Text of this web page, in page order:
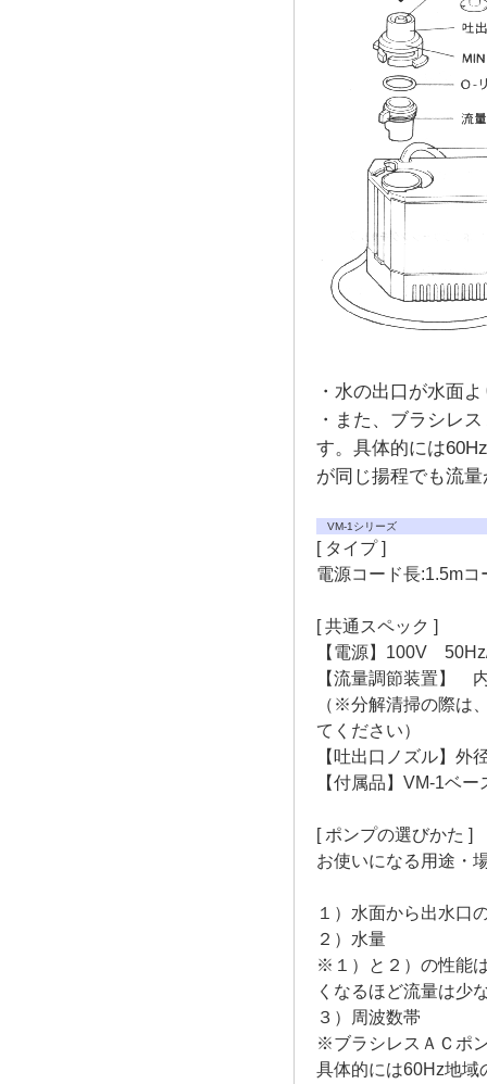
・水の出口が水面
・また、ブラシレ
す。具体的には
が同じ揚程でも流
VM-1シリーズ
[ タイプ ]
電源コード長
[ 共通スペック ]
【電源】100V
【流量調節装置】
（※分解清掃の際は
てください）
【吐出口ノズル】外
【付属品】VM-1ベ
[ ポンプの選びかた ]
お使いになる用途・
１）水面から出水口
２）水量
※１）と２）の性能
くなるほど流量は少
３）周波数帯
※ブラシレスＡＣポ
具体的には60Hz地域